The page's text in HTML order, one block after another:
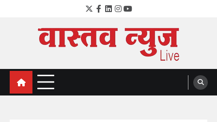
Twitter
Facebook
LinkedIn
Instagram
YouTube
VastavNEWSLive.com
a leading NEWS portal of Maharahstra